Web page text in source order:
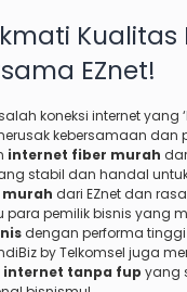
Kualitas
EZnet!
koneksi internet yang
kebersamaan dan
internet fiber murah
stabil dan handal
murah dari EZnet dan
para pemilik bisnis yang
dengan performa
by Telkomsel juga
internet tanpa fup yang